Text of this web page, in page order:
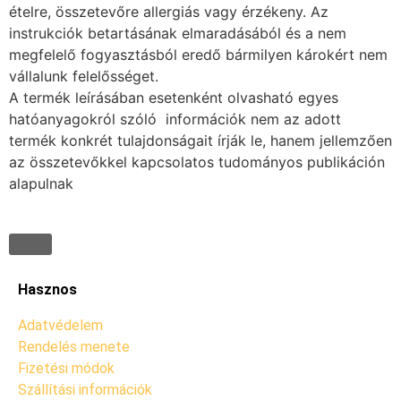
ételre, összetevőre allergiás vagy érzékeny. Az
instrukciók betartásának elmaradásából és a nem
megfelelő fogyasztásból eredő bármilyen károkért nem
vállalunk felelősséget.
A termék leírásában esetenként olvasható egyes
hatóanyagokról szóló információk nem az adott
termék konkrét tulajdonságait írják le, hanem jellemzően
az összetevőkkel kapcsolatos tudományos publikáción
alapulnak
Hasznos
Adatvédelem
Rendelés menete
Fizetési módok
Szállítási információk